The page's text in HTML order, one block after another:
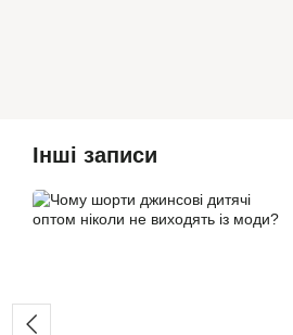
Інші записи